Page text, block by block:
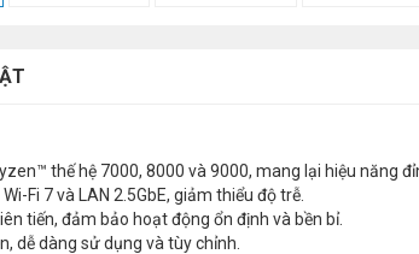
thế hệ 7000, 8000 và 9000, mang lại hiệu năng
Fi 7 và LAN 2.5GbE, giảm thiểu độ trễ.
tiến, đảm bảo hoạt động ổn định và bền bỉ.
dễ dàng sử dụng và tùy chỉnh.